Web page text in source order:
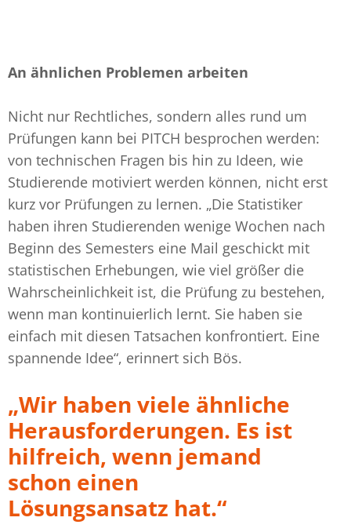
An ähnlichen Problemen arbeiten
Nicht nur Rechtliches, sondern alles rund um
Prüfungen kann bei PITCH besprochen werden:
von technischen Fragen bis hin zu Ideen, wie
Studierende motiviert werden können, nicht erst
kurz vor Prüfungen zu lernen. „Die Statistiker
haben ihren Studierenden wenige Wochen nach
Beginn des Semesters eine Mail geschickt mit
statistischen Erhebungen, wie viel größer die
Wahrscheinlichkeit ist, die Prüfung zu bestehen,
wenn man kontinuierlich lernt. Sie haben sie
einfach mit diesen Tatsachen konfrontiert. Eine
spannende Idee“, erinnert sich Bös.
„Wir haben viele ähnliche
Herausforderungen. Es ist
hilfreich, wenn jemand
schon einen
Lösungsansatz hat.“